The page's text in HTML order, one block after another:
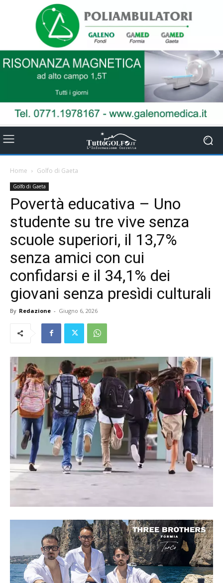
Home Golfo di Gaeta
Golfo di Gaeta
Povertà educativa – Uno
studente su tre vive senza
scuole superiori, il 13,7%
senza amici con cui
confidarsi e il 34,1% dei
giovani senza presìdi culturali
By Redazione - Giugno 6, 2026